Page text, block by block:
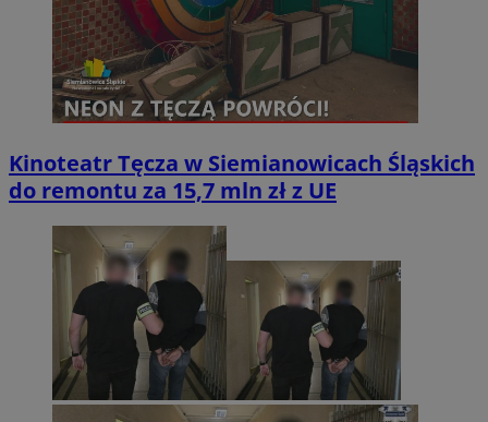
Kinoteatr Tęcza w Siemianowicach Śląskich
do remontu za 15,7 mln zł z UE